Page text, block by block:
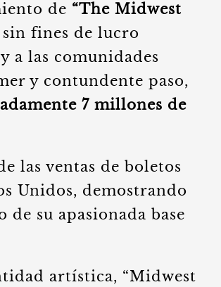
de “The Midwest
fines de lucro
a las comunidades
y contundente paso,
7 millones de
las ventas de boletos
Unidos, demostrando
su apasionada base
artística, “Midwest